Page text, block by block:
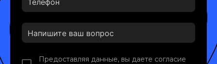
Предоставляя данные, вы даете согласие